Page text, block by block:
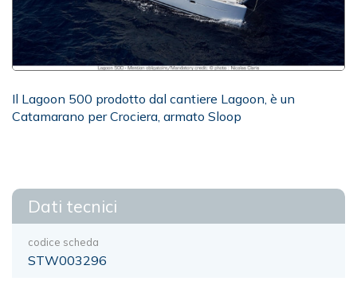
Il Lagoon 500 prodotto dal cantiere Lagoon, è un
Catamarano per Crociera, armato Sloop
Dati tecnici
codice scheda
STW003296